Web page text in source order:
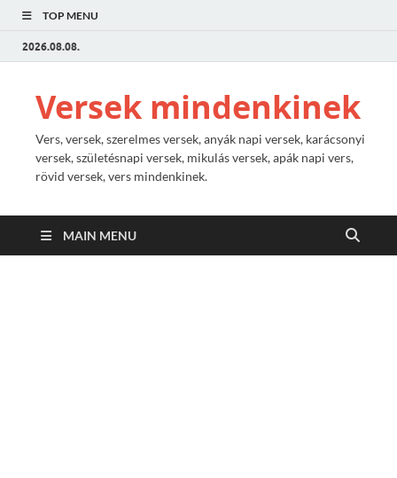
TOP MENU
2026.08.08.
Versek mindenkinek
Vers, versek, szerelmes versek, anyák napi versek, karácsonyi
versek, születésnapi versek, mikulás versek, apák napi vers,
rövid versek, vers mindenkinek.
MAIN MENU